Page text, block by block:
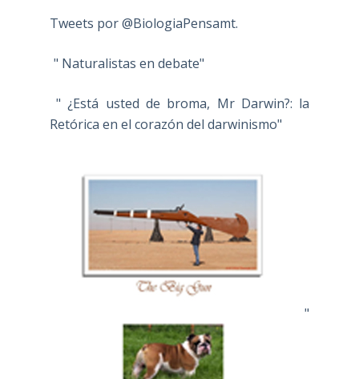
Tweets por @BiologiaPensamt.
" Naturalistas en debate"
" ¿Está usted de broma, Mr Darwin?: la
Retórica en el corazón del darwinismo"
"